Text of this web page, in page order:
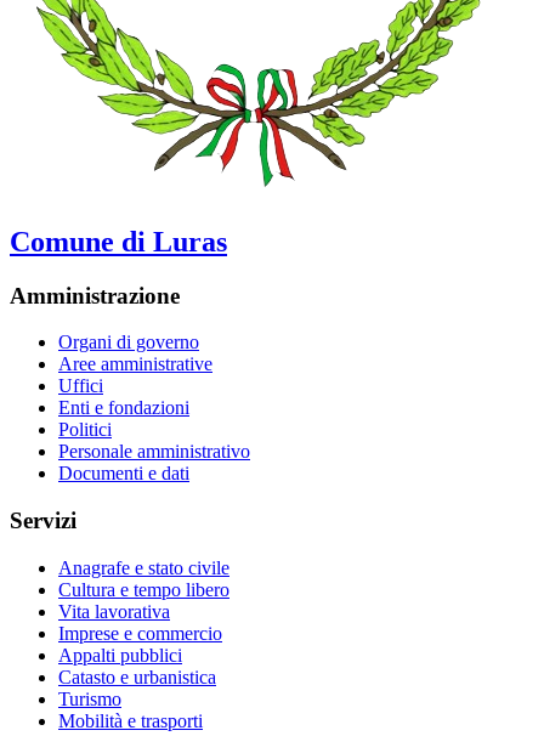
Comune di Luras
Amministrazione
Organi di governo
Aree amministrative
Uffici
Enti e fondazioni
Politici
Personale amministrativo
Documenti e dati
Servizi
Anagrafe e stato civile
Cultura e tempo libero
Vita lavorativa
Imprese e commercio
Appalti pubblici
Catasto e urbanistica
Turismo
Mobilità e trasporti